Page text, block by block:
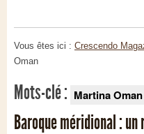
Vous êtes ici : Crescendo
Oman
Mots-clé : Martina Oman
Baroque méridional :